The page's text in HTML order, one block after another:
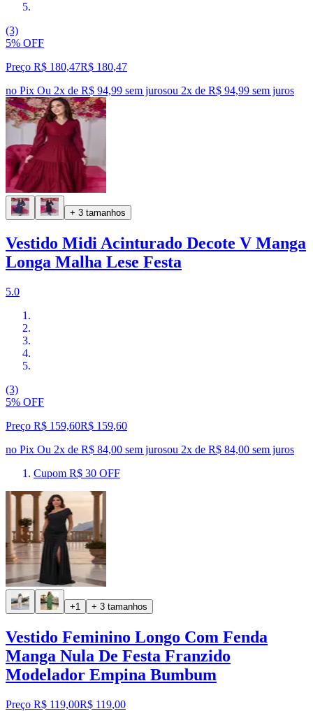
(3)
5% OFF
Preço R$ 180,47R$ 180,47
no Pix Ou 2x de R$ 94,99 sem jurosou 2x de R$ 94,99 sem juros
+ 3 tamanhos
Vestido Midi Acinturado Decote V Manga
Longa Malha Lese Festa
5.0
(3)
5% OFF
Preço R$ 159,60R$ 159,60
no Pix Ou 2x de R$ 84,00 sem jurosou 2x de R$ 84,00 sem juros
Cupom R$ 30 OFF
+1 + 3 tamanhos
Vestido Feminino Longo Com Fenda
Manga Nula De Festa Franzido
Modelador Empina Bumbum
Preço R$ 119,00R$ 119,00